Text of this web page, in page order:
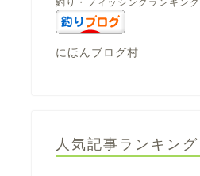
釣り・フィッシングランキング
にほんブログ村
人気記事ランキング